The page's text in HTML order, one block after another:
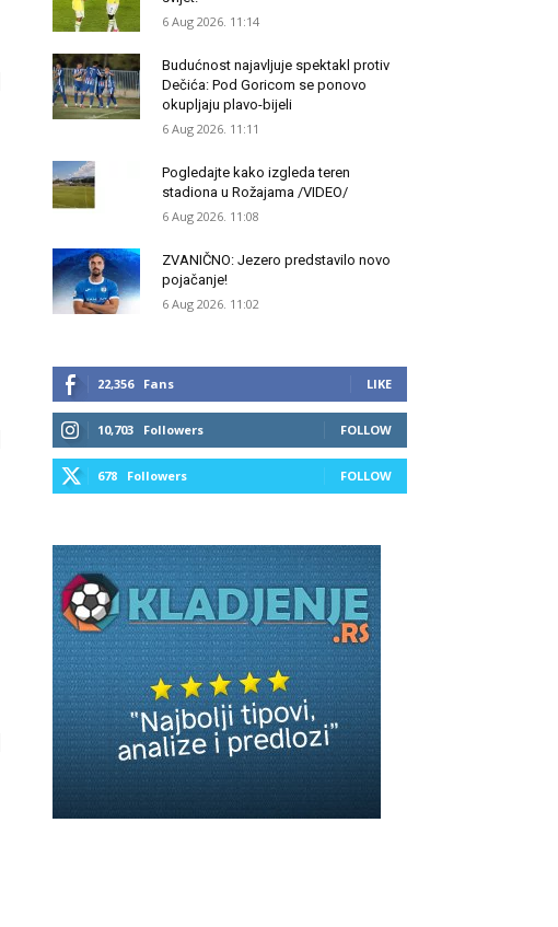
6 Aug 2026. 11:14
Budućnost najavljuje spektakl protiv
Dečića: Pod Goricom se ponovo
okupljaju plavo-bijeli
6 Aug 2026. 11:11
Pogledajte kako izgleda teren
stadiona u Rožajama /VIDEO/
6 Aug 2026. 11:08
ZVANIČNO: Jezero predstavilo novo
pojačanje!
6 Aug 2026. 11:02
22,356 Fans LIKE
10,703 Followers FOLLOW
678 Followers FOLLOW